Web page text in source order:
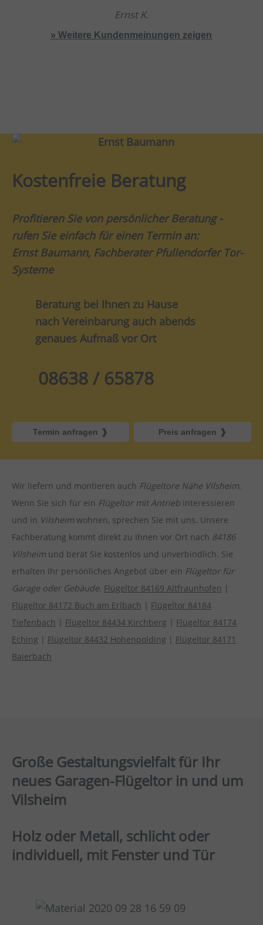
Sowohl durch die kompetente Beratung bei der
Tores.
Ernst K.
» Weitere Kundenmeinungen zeigen
Kostenfreie Beratung
Profitieren Sie von persönlicher Beratung -
rufen Sie einfach für einen Termin an:
Ernst Baumann, Fachberater Pfullendorfer Tor-
Systeme
Beratung bei Ihnen zu Hause
nach Vereinbarung auch abends
genaues Aufmaß vor Ort
08638 / 65878
Termin anfragen Preis anfragen
Wir liefern und montieren auch Flügeltore Nähe Vilsheim.
Wenn Sie sich für ein Flügeltor mit Antrieb interessieren
und in Vilsheimwohnen, sprechen Sie mit uns. Unsere
Fachberatung kommt direkt zu Ihnen vor Ort nach 84186
Vilsheimund berät Sie kostenlos und unverbindlich. Sie
erhalten Ihr persönliches Angebot über ein Flügeltor für
Garage oder Gebäude. Flügeltor 84169 Altfraunhofen |
Flügeltor 84172 Buch am Erlbach | Flügeltor 84184
Tiefenbach | Flügeltor 84434 Kirchberg | Flügeltor 84174
Eching | Flügeltor 84432 Hohenpolding | Flügeltor 84171
Baierbach
Große Gestaltungsvielfalt für Ihr
neues Garagen-Flügeltor in und um
Vilsheim
Holz oder Metall, schlicht oder
individuell, mit Fenster und Tür